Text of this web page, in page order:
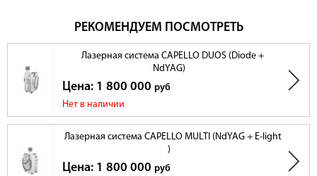
РЕКОМЕНДУЕМ ПОСМОТРЕТЬ
Лазерная система CAPELLO DUOS (Diode +
NdYAG)
Цена: 1 800 000 руб
Нет в наличии
Лазерная система CAPELLO MULTI (NdYAG + E-light
)
Цена: 1 800 000 руб